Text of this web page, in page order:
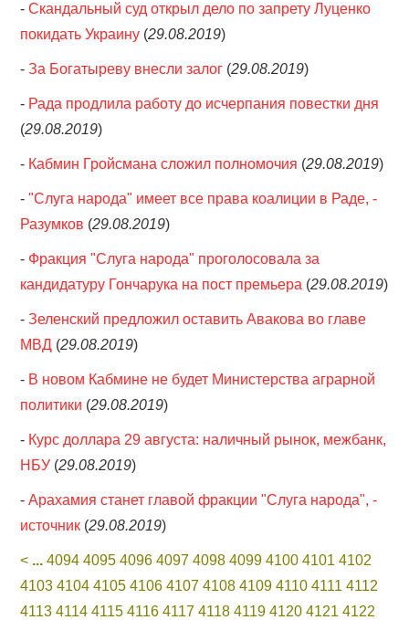
-Скандальный суд открыл дело по запрету Луценко
покидать Украину (29.08.2019)
-За Богатыреву внесли залог (29.08.2019)
- Рада продлила работу до исчерпания повестки дня
(29.08.2019)
- Кабмин Гройсмана сложил полномочия (29.08.2019)
-"Слуга народа" имеет все права коалиции в Раде, -
Разумков (29.08.2019)
- Фракция "Слуга народа" проголосовала за
кандидатуру Гончарука на пост премьера (29.08.2019)
-Зеленский предложил оставить Авакова во главе
МВД (29.08.2019)
- В новом Кабмине не будет Министерства аграрной
политики (29.08.2019)
- Курс доллара 29 августа: наличный рынок, межбанк,
НБУ (29.08.2019)
-Арахамия станет главой фракции "Слуга народа", -
источник (29.08.2019)
< ... 4094 4095 4096 4097 4098 4099 4100 4101 4102
4103 4104 4105 4106 4107 4108 4109 4110 4111 4112
4113 4114 4115 4116 4117 4118 4119 4120 4121 4122